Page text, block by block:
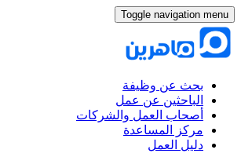
Toggle navigation menu
بحث عن وظيفة
الباحثين عن عمل
أصحاب العمل والشركات
مركز المساعدة
دليل العمل